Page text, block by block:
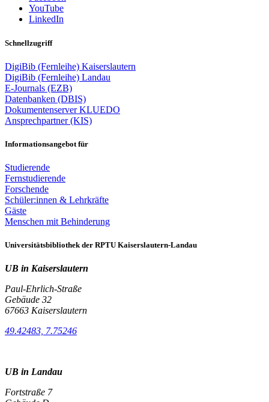
YouTube
LinkedIn
Schnellzugriff
DigiBib (Fernleihe) Kaiserslautern
DigiBib (Fernleihe) Landau
E-Journals (EZB)
Datenbanken (DBIS)
Dokumentenserver KLUEDO
Ansprechpartner (KIS)
Informationsangebot für
Studierende
Fernstudierende
Forschende
Schüler:innen & Lehrkräfte
Gäste
Menschen mit Behinderung
Universitätsbibliothek der RPTU Kaiserslautern-Landau
UB in Kaiserslautern
Paul-Ehrlich-Straße
Gebäude 32
67663 Kaiserslautern
49.42483, 7.75246
UB in Landau
Fortstraße 7